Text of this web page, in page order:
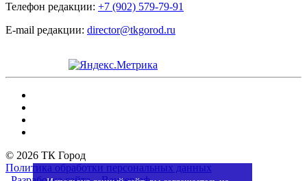
Телефон редакции: +7 (902) 579-79-91
E-mail редакции: director@tkgorod.ru
© 2026 ТК Город
Политика обработки персональных данных